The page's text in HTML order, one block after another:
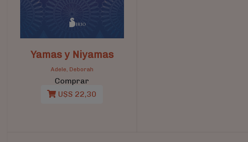
Yamas y Niyamas
Adele, Deborah
Comprar
U$S 22,30